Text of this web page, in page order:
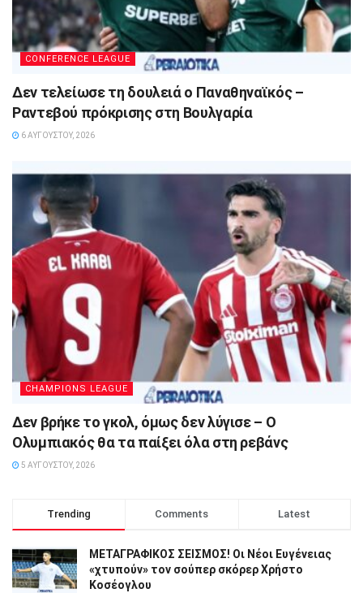
CONFERENCE LEAGUE
Δεν τελείωσε τη δουλειά ο Παναθηναϊκός –
Ραντεβού πρόκρισης στη Βουλγαρία
6 ΑΥΓΟΎΣΤΟΥ, 2026
CHAMPIONS LEAGUE
Δεν βρήκε το γκολ, όμως δεν λύγισε – Ο
Ολυμπιακός θα τα παίξει όλα στη ρεβάνς
5 ΑΥΓΟΎΣΤΟΥ, 2026
Trending Comments Latest
ΜΕΤΑΓΡΑΦΙΚΟΣ ΣΕΙΣΜΟΣ! Οι Νέοι Ευγένειας
«χτυπούν» τον σούπερ σκόρερ Χρήστο
Κοσέογλου